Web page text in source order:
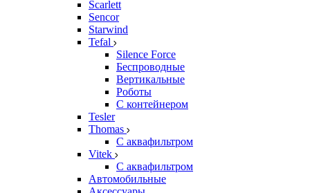
Scarlett
Sencor
Starwind
Tefal
Silence Force
Беспроводные
Вертикальные
Роботы
С контейнером
Tesler
Thomas
С аквафильтром
Vitek
С аквафильтром
Автомобильные